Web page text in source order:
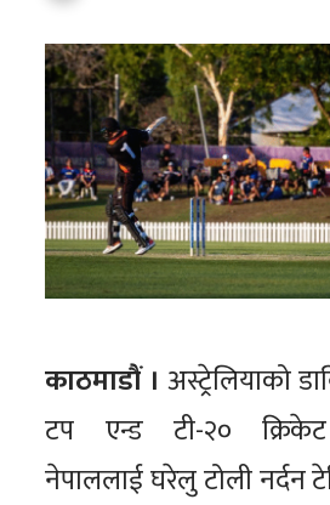
काठमाडौं । अस्ट्रेलियाको
टप एन्ड टी-२० क्रिकेट
नेपाललाई घरेलु टोली नर्दन